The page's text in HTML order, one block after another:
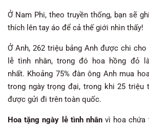
Ở Nam Phi, theo truyền thống, bạn sẽ
thích lên tay áo để cả thế giới nhìn thấy!
Ở Anh, 262 triệu bảng Anh được chi
lễ tình nhân, trong đó hoa hồng đỏ
nhất. Khoảng 75% đàn ông Anh mua
trong ngày trọng đại, trong khi 25 triệu
được gửi đi trên toàn quốc.
Hoa tặng ngày lễ tình nhânvì hoa chứa